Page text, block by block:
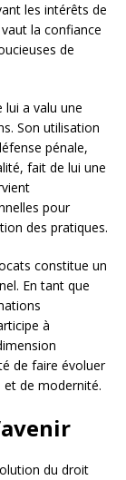
les intérêts de
la confiance
de
lui a valu une
Son utilisation
pénale,
fait de lui une
pour
des pratiques.
constitue un
En tant que
à
de faire évoluer
et de modernité.
du droit